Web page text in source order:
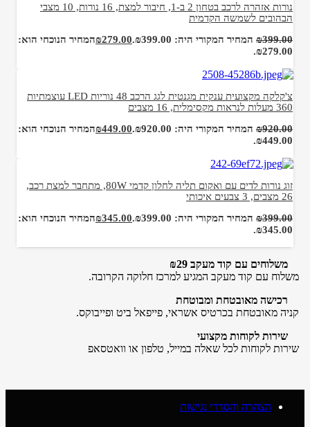
נורות אזהרה לרכב בטחון 2 ב-1, חיבור למצת, 16 נורות, 10 מצבי
הבהובים לשמשה הקדמית
₪399.00 המחיר המקורי היה: ₪399.00. ₪279.00
המחיר הנוכחי הוא:
₪279.00.
צ'קלקה מקצועית ענקית מגנטית לגג הרכב 48 נוריות LED עוצמתיות
360 מעלות לנראות מקסימלית, 16 מצבים
₪920.00 המחיר המקורי היה: ₪920.00. ₪449.00
המחיר הנוכחי הוא:
₪449.00.
זוג נורות לדים עם ואקום תליה לחלון קדמי 80W, מתחבר למצת רכב,
26 מצבים, 3 צבעים איכותי
₪399.00 המחיר המקורי היה: ₪399.00. ₪345.00
המחיר הנוכחי הוא:
₪345.00.
משלוחים עם קוד מעקב ₪29
משלוח​ עם קוד מעקב המגיע למרכז חלוקה הקרובה.
רכישה​ ​מאובטחת ומבוטחת
קניה מאובטחת בכרטיס אשראי, פייפאל ביט ופייבוקס.
שירות לקוחות מקצועי
שירות לקוחות לכל שאלה במייל, טלפון או וואטסאפ
הצהרה והסדרי נגישות